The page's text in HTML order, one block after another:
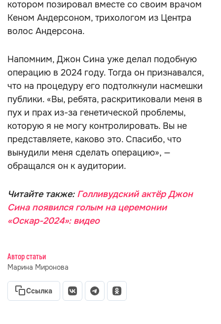
котором позировал вместе со своим врачом
Кеном Андерсоном, трихологом из Центра
волос Андерсона.
Напомним, Джон Сина уже делал подобную
операцию в 2024 году. Тогда он признавался,
что на процедуру его подтолкнули насмешки
публики. «Вы, ребята, раскритиковали меня в
пух и прах из-за генетической проблемы,
которую я не могу контролировать. Вы не
представляете, каково это. Спасибо, что
вынудили меня сделать операцию», —
обращался он к аудитории.
Читайте также: Голливудский актёр Джон
Сина появился голым на церемонии
«Оскар-2024»: видео
Автор статьи
Марина Миронова
Ссылка